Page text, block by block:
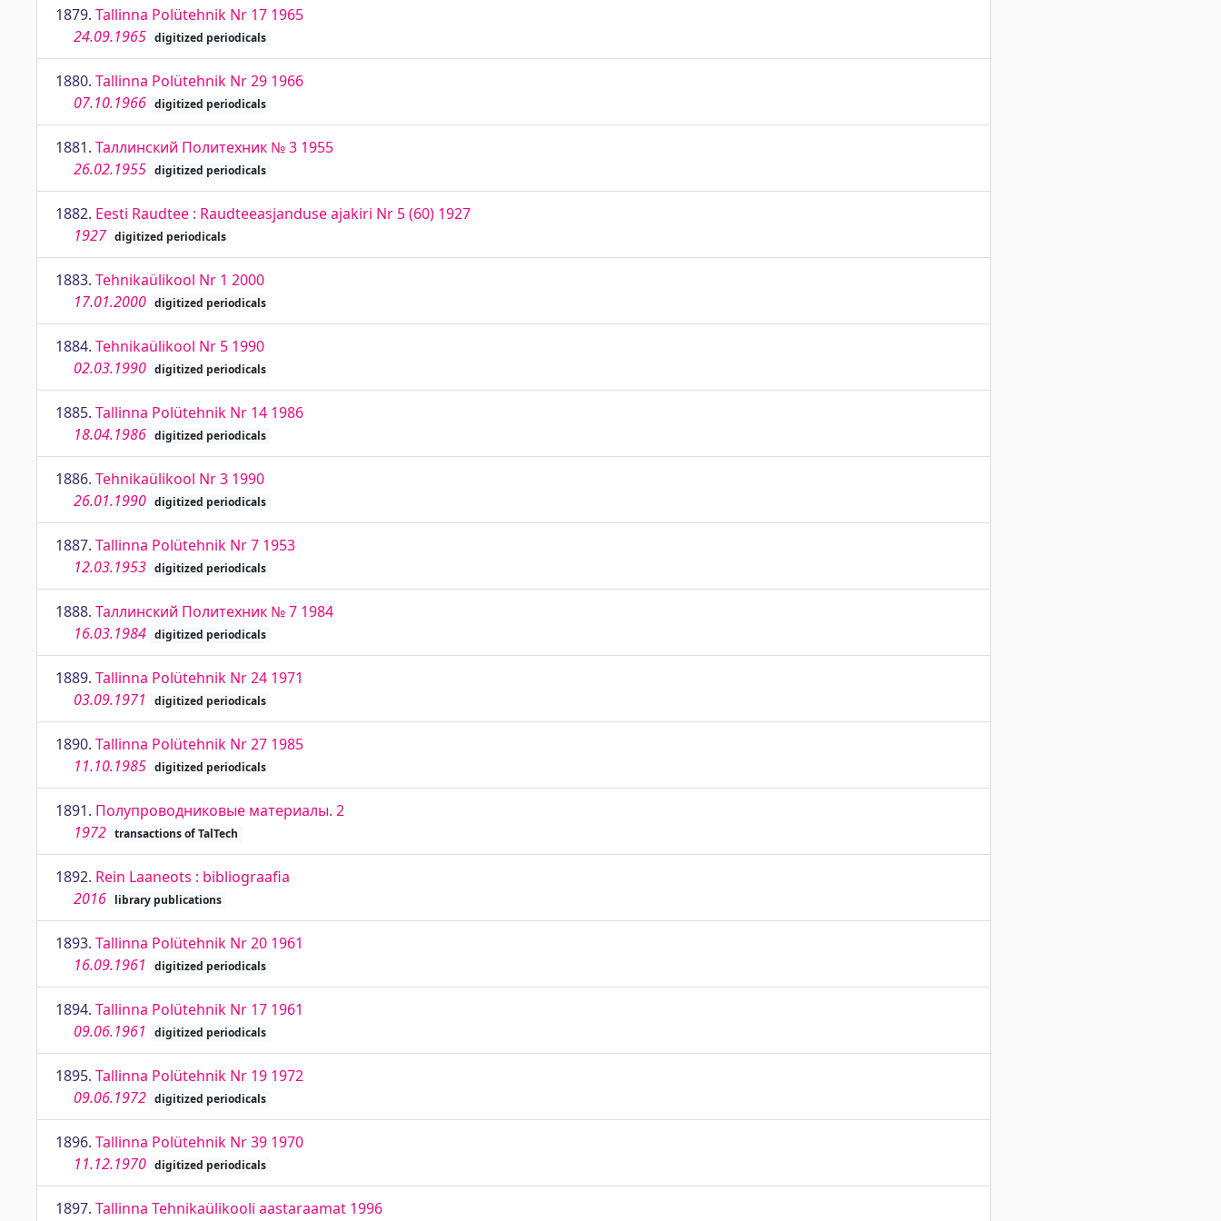
1879. Tallinna Polütehnik Nr 17 1965
24.09.1965 digitized periodicals
1880. Tallinna Polütehnik Nr 29 1966
07.10.1966 digitized periodicals
1881. Таллинский Политехник № 3 1955
26.02.1955 digitized periodicals
1882. Eesti Raudtee : Raudteeasjanduse ajakiri Nr 5 (60) 1927
1927 digitized periodicals
1883. Tehnikaülikool Nr 1 2000
17.01.2000 digitized periodicals
1884. Tehnikaülikool Nr 5 1990
02.03.1990 digitized periodicals
1885. Tallinna Polütehnik Nr 14 1986
18.04.1986 digitized periodicals
1886. Tehnikaülikool Nr 3 1990
26.01.1990 digitized periodicals
1887. Tallinna Polütehnik Nr 7 1953
12.03.1953 digitized periodicals
1888. Таллинский Политехник № 7 1984
16.03.1984 digitized periodicals
1889. Tallinna Polütehnik Nr 24 1971
03.09.1971
digitized periodicals
1890. Tallinna Polütehnik Nr 27 1985
11.10.1985 digitized periodicals
1891. Полупроводниковые материалы. 2
1972 transactions of TalTech
1892. Rein Laaneots : bibliograafia
2016 library publications
1893. Tallinna Polütehnik Nr 20 1961
16.09.1961
digitized periodicals
1894. Tallinna Polütehnik Nr 17 1961
09.06.1961
digitized periodicals
1895. Tallinna Polütehnik Nr 19 1972
09.06.1972 digitized periodicals
1896. Tallinna Polütehnik Nr 39 1970
11.12.1970 digitized periodicals
1897. Tallinna Tehnikaülikooli aastaraamat 1996